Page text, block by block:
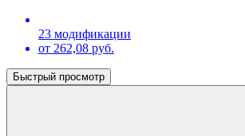
23 модификации
от 262,08 руб.
Быстрый просмотр